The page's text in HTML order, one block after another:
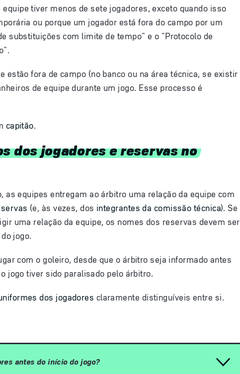
tiver menos de sete jogadores, exceto quando isso
ou porque um jogador está fora do campo por um
substituições com limite de tempo" e o "Protocolo de
estão fora de campo (no banco ou na área técnica, se existir
de equipe durante um jogo. Esse processo é
capitão.
dos jogadores e reservas no
as equipes entregam ao árbitro uma relação da equipe com
(e, às vezes, dos integrantes da comissão técnica). Se
uma relação da equipe, os nomes dos reservas devem ser
jogo.
com o goleiro, desde que o árbitro seja informado antes
jogo tiver sido paralisado pelo árbitro.
dos jogadores claramente distinguíveis entre si.
antes do início do jogo?